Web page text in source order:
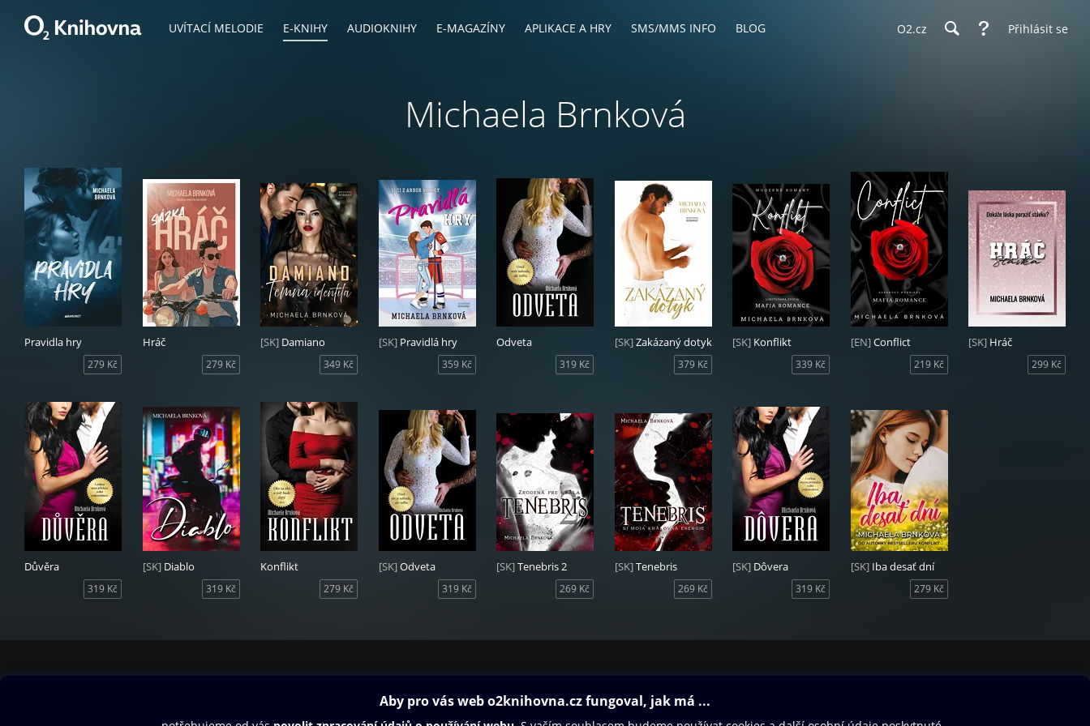
UVÍTACÍ MELODIE E-KNIHY AUDIOKNIHY E-MAGAZÍNY APLIKACE A HRY SMS/MMS INFO BLOG O2.cz Přihlásit se
Michaela Brnková
Pravidla hry
279 Kč
Hráč
279 Kč
[SK] Damiano
349 Kč
[SK]Pravidlá hry
359 Kč
Odveta
319 Kč
[SK]Zakázaný dotyk
379 Kč
[SK] Konflikt
339 Kč
[EN]Conflict
219 Kč
[SK] Hráč
299 Kč
Důvěra
319 Kč
[SK]Diablo
319 Kč
Konflikt
279 Kč
[SK]Odveta
319 Kč
[SK]Tenebris 2
269 Kč
[SK]Tenebris
269 Kč
[SK] Dôvera
319 Kč
[SK]Iba desať dní
279 Kč
Aplikace a hry